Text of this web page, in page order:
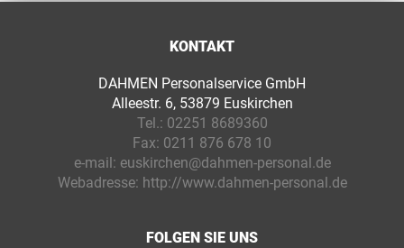
KONTAKT
DAHMEN Personalservice GmbH
Alleestr. 6, 53879 Euskirchen
Tel.: 02251 8689360
Fax: 0211 876 678 10
e-mail: euskirchen@dahmen-personal.de
Webadresse: http://www.dahmen-personal.de
FOLGEN SIE UNS